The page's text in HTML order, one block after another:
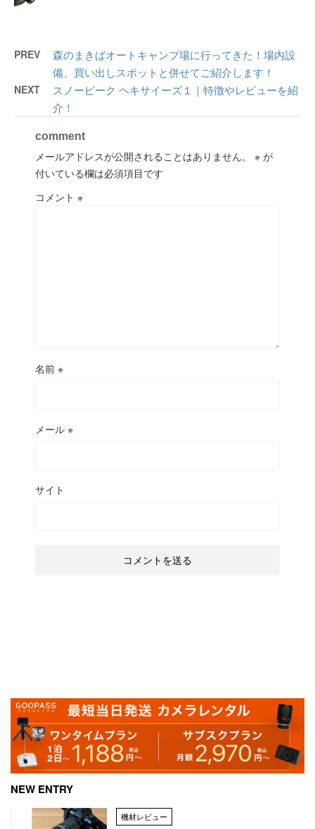
PREV
森のまきばオートキャンプ場に行ってきた！場内設
備、買い出しスポットと併せてご紹介します！
NEXT
スノーピーク ヘキサイーズ１｜特徴やレビューを紹
介！
comment
メールアドレスが公開されることはありません。 ※ が
付いている欄は必須項目です
コメント ※
名前 ※
メール ※
サイト
NEW ENTRY
機材レビュー